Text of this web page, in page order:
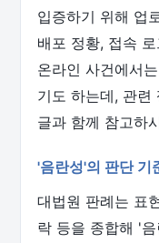
입증하기 위해 업
배포 정황, 접속
온라인 사건에서
기도 하는데, 관련
글과 함께 참고하
'음란성'의 판단 기
대법원 판례는 표
락 등을 종합해 '